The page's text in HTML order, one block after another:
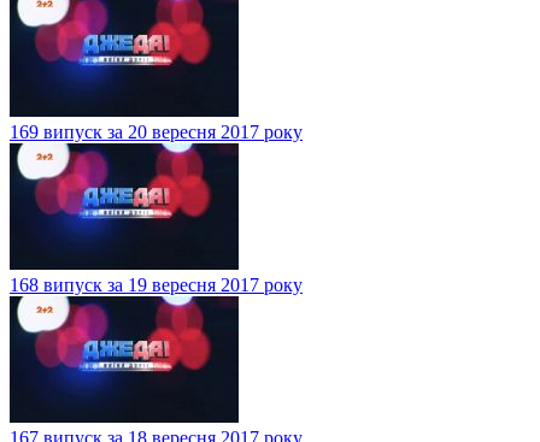
169 випуск за 20 вересня 2017 року
168 випуск за 19 вересня 2017 року
167 випуск за 18 вересня 2017 року